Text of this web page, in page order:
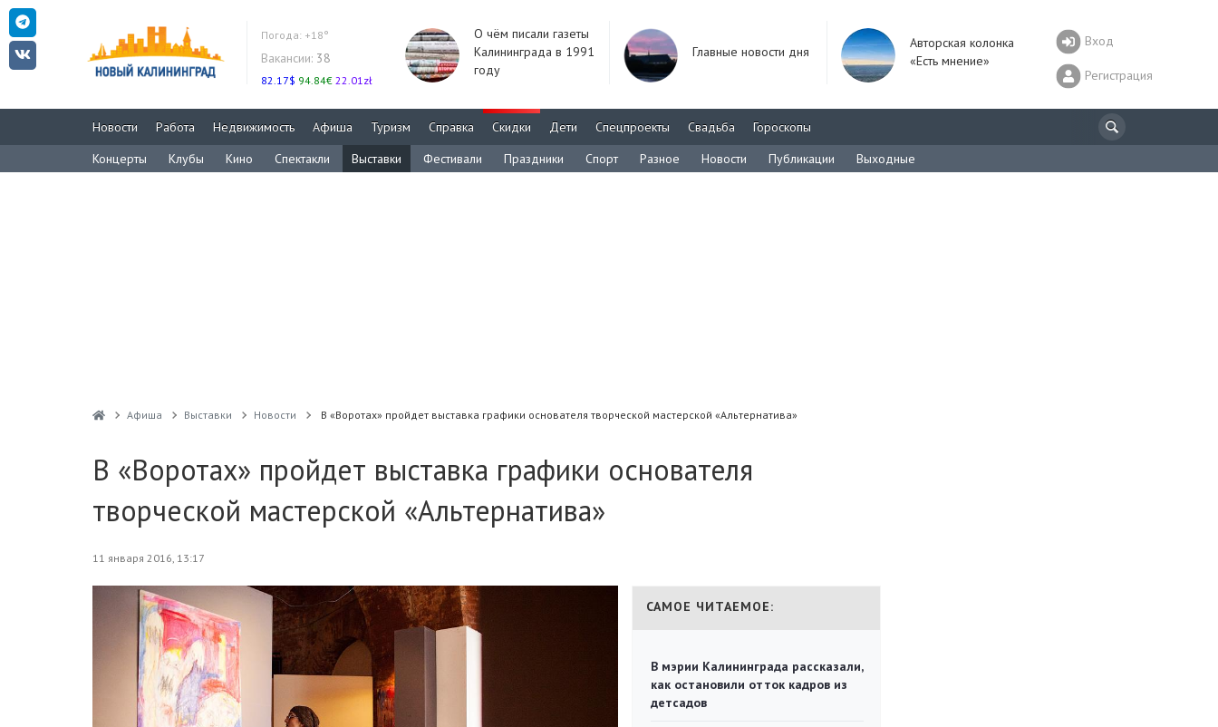
Погода: +18°
Вакансии: 38
82.17$ 94.84€ 22.01zł
О чём писали газеты
Калининграда в 1991
году
Главные новости дня
Авторская колонка
«Есть мнение»
Вход
Регистрация
Новости Работа Недвижимость Афиша Туризм Справка Скидки Дети Спецпроекты Свадьба
Гороскопы
Концерты
Клубы Кино Спектакли Выставки Фестивали Праздники Спорт Разное Новости Публикации Выходные
Афиша Выставки Новости В «Воротах» пройдет выставка графики основателя творческой мастерской «Альтернатива»
В «Воротах» пройдет выставка графики основателя
творческой мастерской «Альтернатива»
11 января 2016, 13:17
САМОЕ ЧИТАЕМОЕ:
В мэрии Калининграда рассказали,
как остановили отток кадров из
детсадов